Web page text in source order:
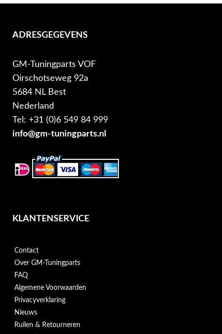
ADRESGEGEVENS
GM-Tuningparts VOF
Oirschotseweg 92a
5684 NL Best
Nederland
Tel: +31 (0)6 549 84 999
info@gm-tuningparts.nl
KLANTENSERVICE
Contact
Over GM-Tuningparts
FAQ
Algemene Voorwaarden
Privacyverklaring
Nieuws
Ruilen & Retourneren